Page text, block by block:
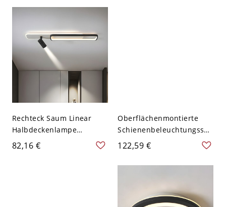
Deckenleuchte für den
weiß 80 cm
Rechteck Saum Linear
Halbdeckenlampe
Moderne Zylinder Schirm
LED Scheinwerfer -
82,16 €
Oberflächenmontierte
Schienenbeleuchtungssys
teme im nordischen Stil
aus Eisen für
Wohnzimmer-
kommerzielle Geschäfte -
Schwarz 110V-120V 2
122,59 €